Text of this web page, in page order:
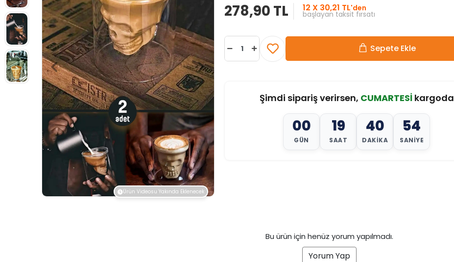
Ürün Videosu Yakında Eklenecek
278,90 TL 12 X 30,21 TL'den
başlayan taksit fırsatı
Sepete Ekle
Şimdi sipariş verirsen, CUMARTESİkargoda
00
GÜN
19
SAAT
40
DAKIKA
52
SANIYE
Bu ürün için henüz yorum yapılmadı.
Yorum Yap